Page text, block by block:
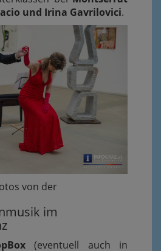
und Irina Gavrilovici.
von der
im
(eventuell auch in